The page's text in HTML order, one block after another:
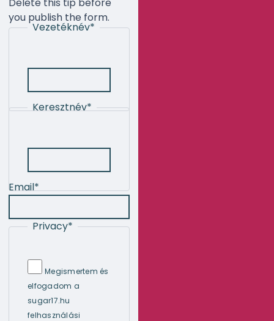
you publish the form.
Vezetéknév*
Keresztnév*
Email*
Privacy*
Megismertem és
elfogadom a
sugar17.hu
felhasználási